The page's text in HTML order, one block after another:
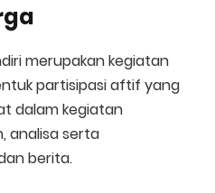
merupakan kegiatan
partisipasi aftif yang
dalam kegiatan
analisa serta
berita.